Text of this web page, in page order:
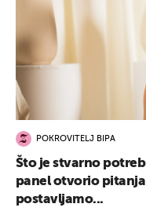
POKROVITELJ BIPA
Što je stvarno
panel otvorio pitanja
postavljamo...